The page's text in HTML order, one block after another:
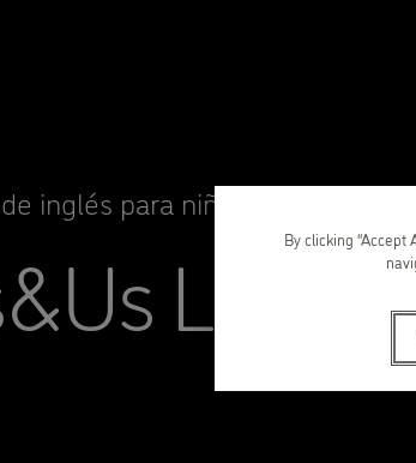
inglés para niños y niñas
By clicking